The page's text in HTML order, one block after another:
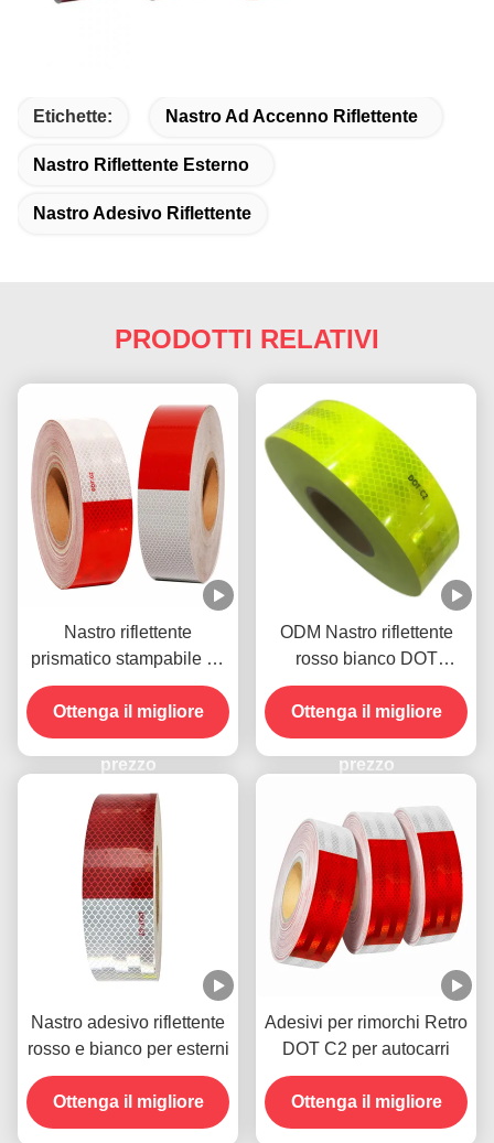
Etichette: Nastro Ad Accenno Riflettente
Nastro Riflettente Esterno
Nastro Adesivo Riflettente
PRODOTTI RELATIVI
Nastro riflettente
prismatico stampabile ad
alta intensità per camion
Dot-C2
Ottenga il migliore
prezzo
ODM Nastro riflettente
rosso bianco DOT
autoadesivo resistente
alle intemperie
Ottenga il migliore
prezzo
Nastro adesivo riflettente
rosso e bianco per esterni
Ottenga il migliore
Adesivi per rimorchi Retro
DOT C2 per autocarri
Ottenga il migliore